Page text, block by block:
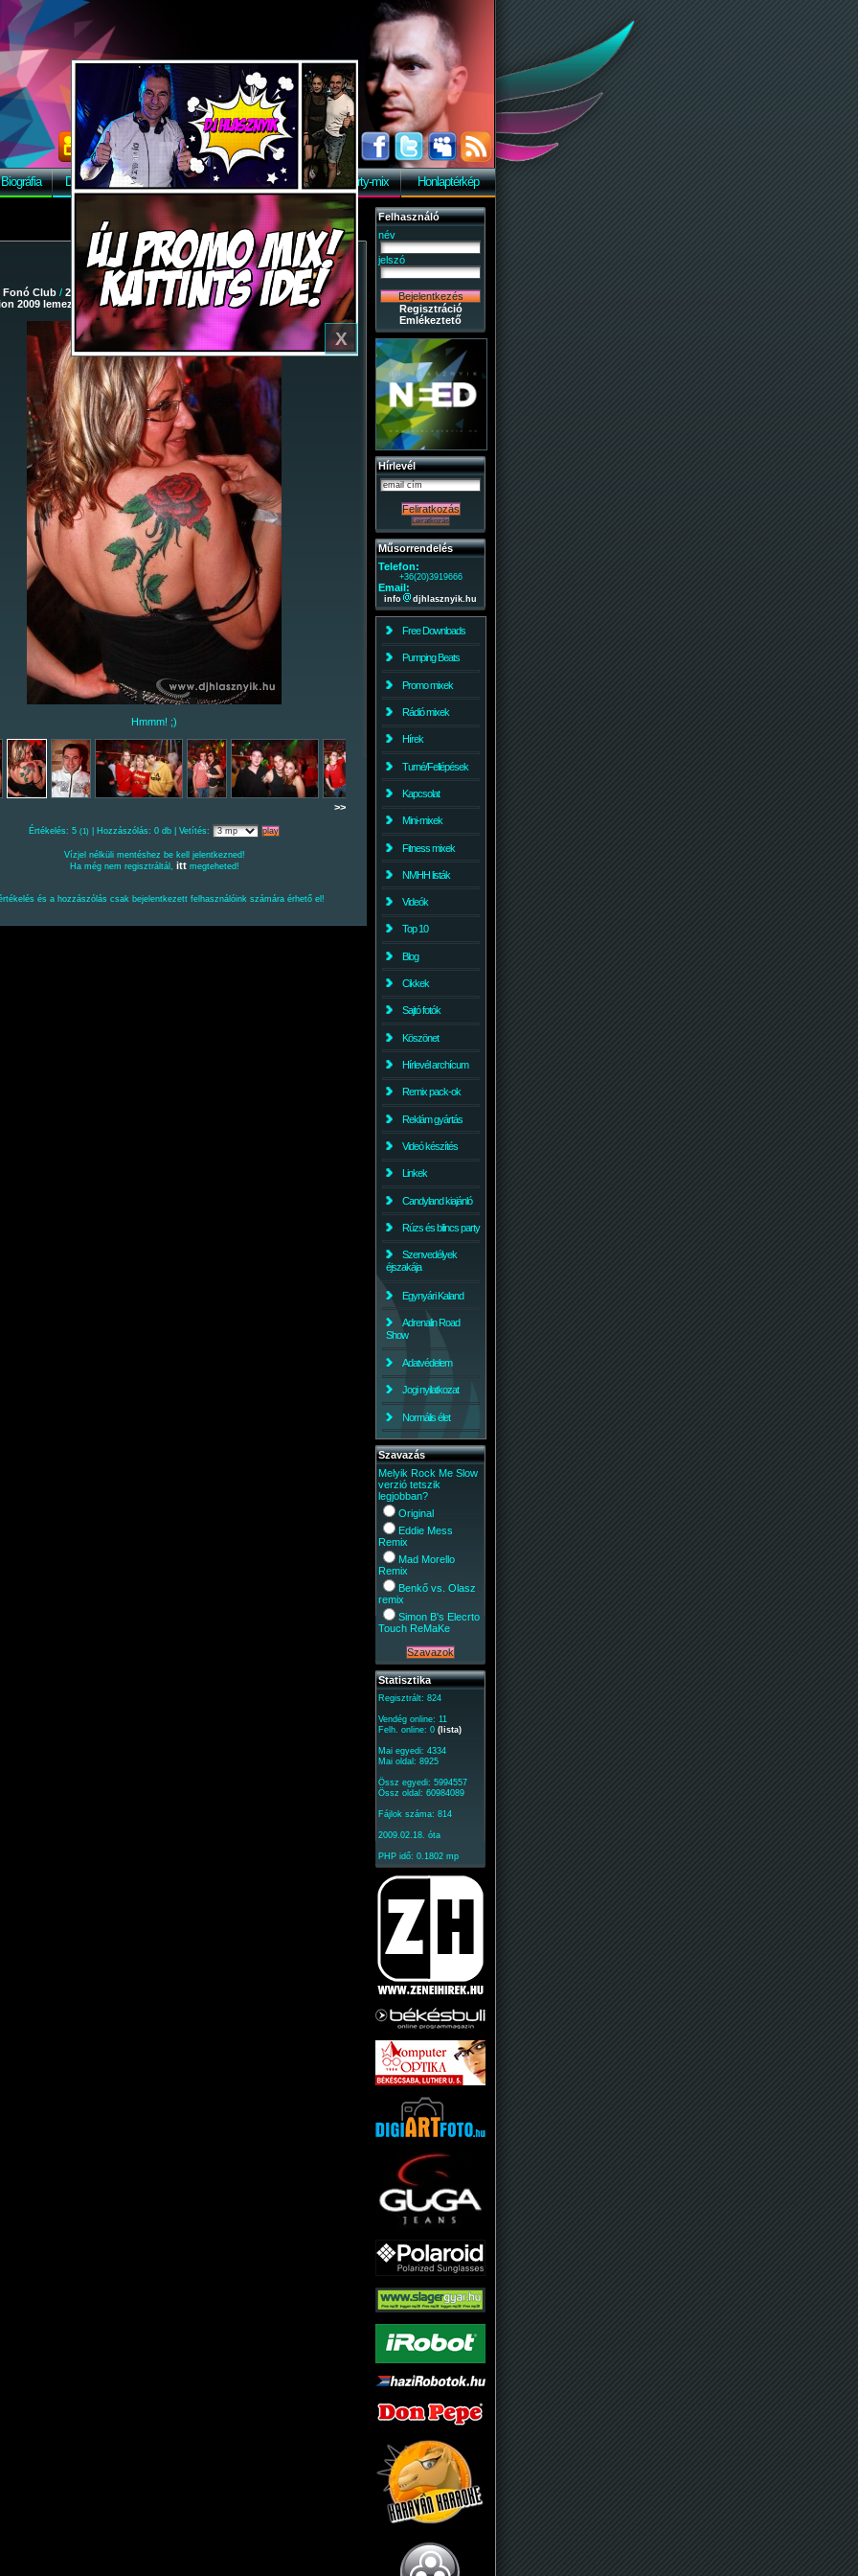
X
Biográfia Discográfia Képek Letöltés Vendégkönyv Party-mix Honlaptérkép
Fonó Club / 2009-03-07 - Dj Hlásznyik vs Wave Riders - Remix
2009 lemezbemutató turné/ 16
Hmmm! ;)
>>
Értékelés: 5 (1) | Hozzászólás: 0 db | Vetítés:
Vízjel nélküli mentéshez be kell jelentkezned!
Ha még nem regisztráltál, ittmegteheted!
és a hozzászólás csak bejelentkezett felhasználóink számára érhető el!
Felhasználó
név
jelszó
Regisztráció
Emlékeztető
Hírlevél
Műsorrendelés
Telefon:
+36(20)3919666
Email:
info djhlasznyik.hu
Free Downloads
Pumping Beats
Promo mixek
Rádió mixek
Hírek
Turné/Fellépések
Kapcsolat
Mini-mixek
Fitness mixek
NMHH listák
Videók
Top 10
Blog
Cikkek
Sajtó fotók
Köszönet
Hírlevél archícum
Remix pack-ok
Reklám gyártás
Videó készítés
Linkek
Candyland kiajánló
Rúzs és bilincs party
Szenvedélyek
éjszakája
Egynyári Kaland
Adrenalin Road
Show
Adatvédelem
Jogi nyilatkozat
Normális élet
Szavazás
Melyik Rock Me Slow
verzió tetszik
legjobban?
Original
Eddie Mess
Remix
Mad Morello
Remix
Benkő vs. Olasz
remix
Simon B's Elecrto
Touch ReMaKe
Statisztika
Regisztrált: 824
Vendég online: 11
Felh. online: 0 (lista)
Mai egyedi: 4334
Mai oldal: 8925
Össz egyedi: 5994557
Össz oldal: 60984089
Fájlok száma: 814
2009.02.18. óta
PHP idő: 0.1802 mp